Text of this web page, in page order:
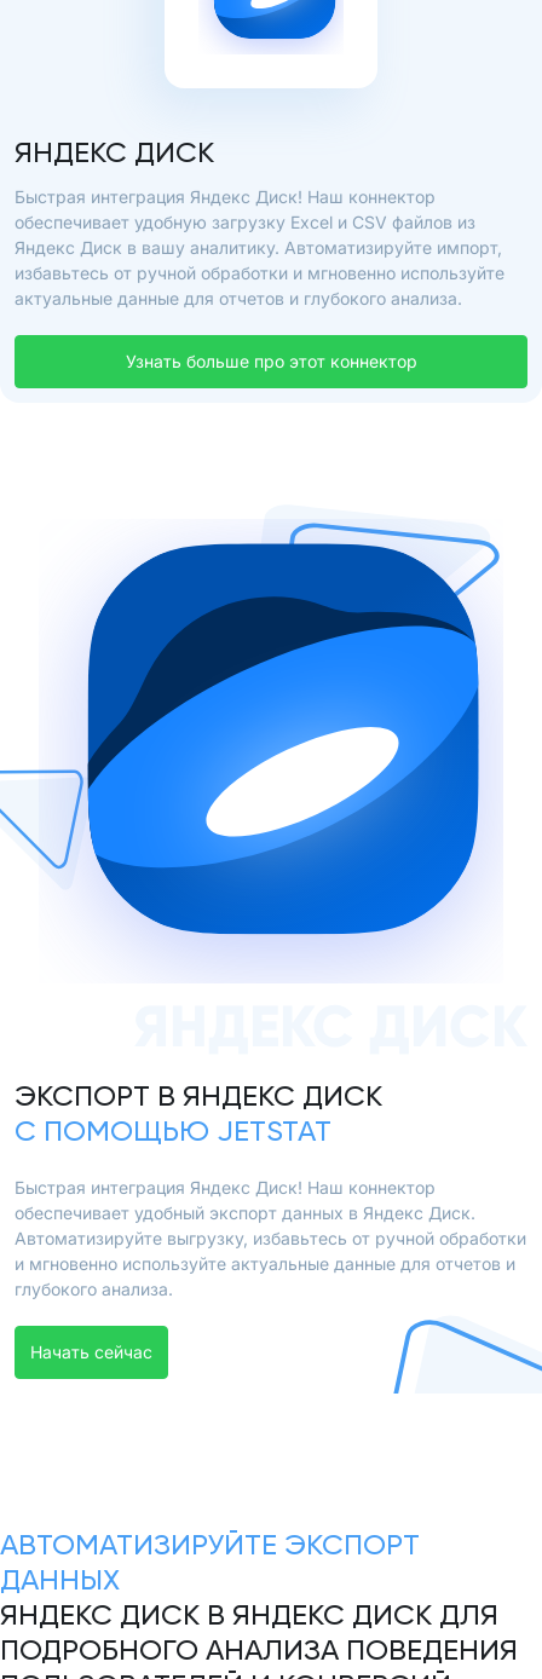
ЯНДЕКС ДИСК
Быстрая интеграция Яндекс Диск! Наш коннектор
обеспечивает удобную загрузку Excel и CSV файлов из
Яндекс Диск в вашу аналитику. Автоматизируйте импорт,
избавьтесь от ручной обработки и мгновенно используйте
актуальные данные для отчетов и глубокого анализа.
Узнать больше про этот коннектор
ЭКСПОРТ В ЯНДЕКС ДИСК
С ПОМОЩЬЮ JETSTAT
Быстрая интеграция Яндекс Диск! Наш коннектор
обеспечивает удобный экспорт данных в Яндекс Диск.
Автоматизируйте выгрузку, избавьтесь от ручной обработки
и мгновенно используйте актуальные данные для отчетов и
глубокого анализа.
Начать сейчас
АВТОМАТИЗИРУЙТЕ ЭКСПОРТ
ДАННЫХ
ЯНДЕКС ДИСК В ЯНДЕКС ДИСК ДЛЯ
ПОДРОБНОГО АНАЛИЗА ПОВЕДЕНИЯ